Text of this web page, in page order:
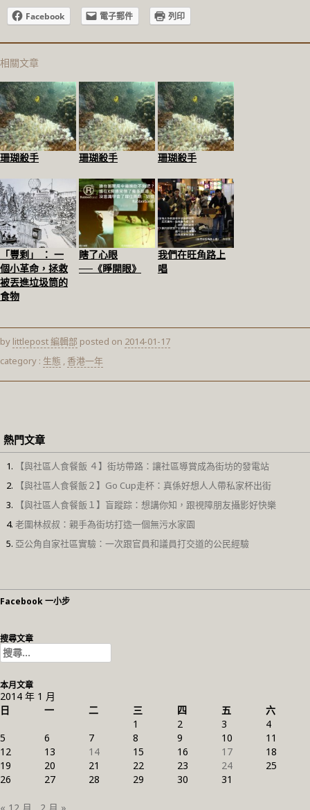
Facebook
電子郵件 列印
相關文章
珊瑚殺手 珊瑚殺手 珊瑚殺手
「豐剩」 ： 一
個小革命，拯救
被丟進垃圾筒的
食物
瞎了心眼
──《睜開眼》
我們在旺角路上
唱
by littlepost 編輯部 posted on 2014-01-17
category : 生態 ,香港一年
熱門文章
【與社區人食餐飯 ４】街坊帶路：讓社區導賞成為街坊的發電站
【與社區人食餐飯２】Go Cup走杯：真係好想人人帶私家杯出街
【與社區人食餐飯１】盲蹤踪：想講你知，跟視障朋友攝影好快樂
老圍林叔叔：親手為街坊打造一個無污水家園
亞公角自家社區實驗：一次跟官員和議員打交道的公民經驗
Facebook 一小步
搜尋文章
搜
尋
鍵
字:
本月文章
2014 年 1 月
日
一 二 三 四 五
六
1
2 3
4
5
6 7 8 9 10
11
12
13 14 15 16 17
18
19
20 21 22 23 24
25
26
27 28 29 30 31